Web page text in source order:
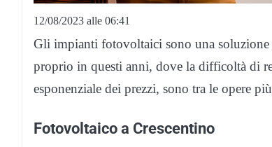
12/08/2023 alle 06:41
Gli impianti fotovoltaici sono una soluzione
proprio in questi anni, dove la difficoltà di
esponenziale dei prezzi, sono tra le opere
Fotovoltaico a Crescentino